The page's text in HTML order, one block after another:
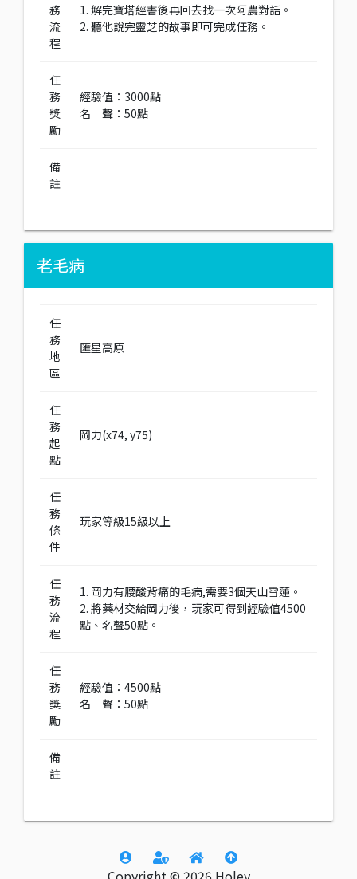
務
流
程
1. 解完寶塔經書後再回去找一次阿農對話。
2. 聽他說完靈芝的故事即可完成任務。
任
務
獎
勵
經驗值：3000點
名 聲：50點
備
註
老毛病
任
務
地
區
匯星高原
任
務
起
點
岡力(x74, y75)
任
務
條
件
玩家等級15級以上
任
務
流
程
1. 岡力有腰酸背痛的毛病,需要3個天山雪蓮。
2. 將藥材交給岡力後，玩家可得到經驗值4500
點、名聲50點。
任
務
獎
勵
經驗值：4500點
名 聲：50點
備
註